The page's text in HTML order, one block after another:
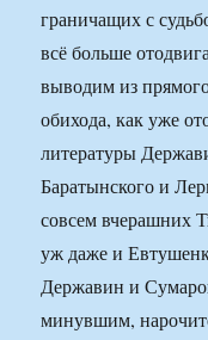
граничащих с
всё больше
выводим из
обихода, как уже
литературы
Баратынского и
совсем вчерашних
уж даже и
Державин и
минувшим,